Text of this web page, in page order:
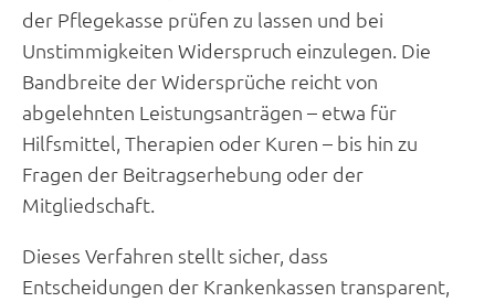
der Pflegekasse prüfen zu lassen und bei
Unstimmigkeiten Widerspruch einzulegen. Die
Bandbreite der Widersprüche reicht von
abgelehnten Leistungsanträgen – etwa für
Hilfsmittel, Therapien oder Kuren – bis hin zu
Fragen der Beitragserhebung oder der
Mitgliedschaft.
Dieses Verfahren stellt sicher, dass
Entscheidungen der Krankenkassen transparent,